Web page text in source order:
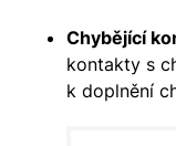
Chybějící
kontakty s
k doplnění